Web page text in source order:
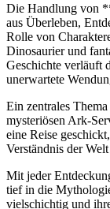
Die Handlung von
aus Überleben,
Rolle von
Dinosaurier und
Geschichte verläuft
unerwartete
Ein zentrales
mysteriösen Ark-
eine Reise
Verständnis der
Mit jeder
tief in die
vielschichtig und